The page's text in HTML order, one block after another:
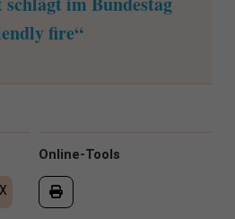
fire“
Online-Tools
X